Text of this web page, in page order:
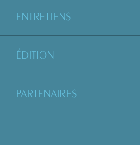
ENTRETIENS
ÉDITION
PARTENAIRES